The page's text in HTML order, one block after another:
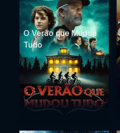
O Verão que Mudou
Tudo